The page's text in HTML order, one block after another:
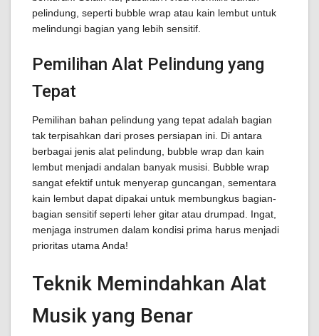
pelindung, seperti bubble wrap atau kain lembut untuk
melindungi bagian yang lebih sensitif.
Pemilihan Alat Pelindung yang
Tepat
Pemilihan bahan pelindung yang tepat adalah bagian
tak terpisahkan dari proses persiapan ini. Di antara
berbagai jenis alat pelindung, bubble wrap dan kain
lembut menjadi andalan banyak musisi. Bubble wrap
sangat efektif untuk menyerap guncangan, sementara
kain lembut dapat dipakai untuk membungkus bagian-
bagian sensitif seperti leher gitar atau drumpad. Ingat,
menjaga instrumen dalam kondisi prima harus menjadi
prioritas utama Anda!
Teknik Memindahkan Alat
Musik yang Benar